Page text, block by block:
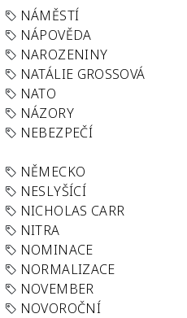
NÁMĚSTÍ
NÁPOVĚDA
NAROZENINY
NATÁLIE GROSSOVÁ
NATO
NÁZORY
NEBEZPEČÍ
NĚMECKO
NESLYŠÍCÍ
NICHOLAS CARR
NITRA
NOMINACE
NORMALIZACE
NOVEMBER
NOVOROČNÍ